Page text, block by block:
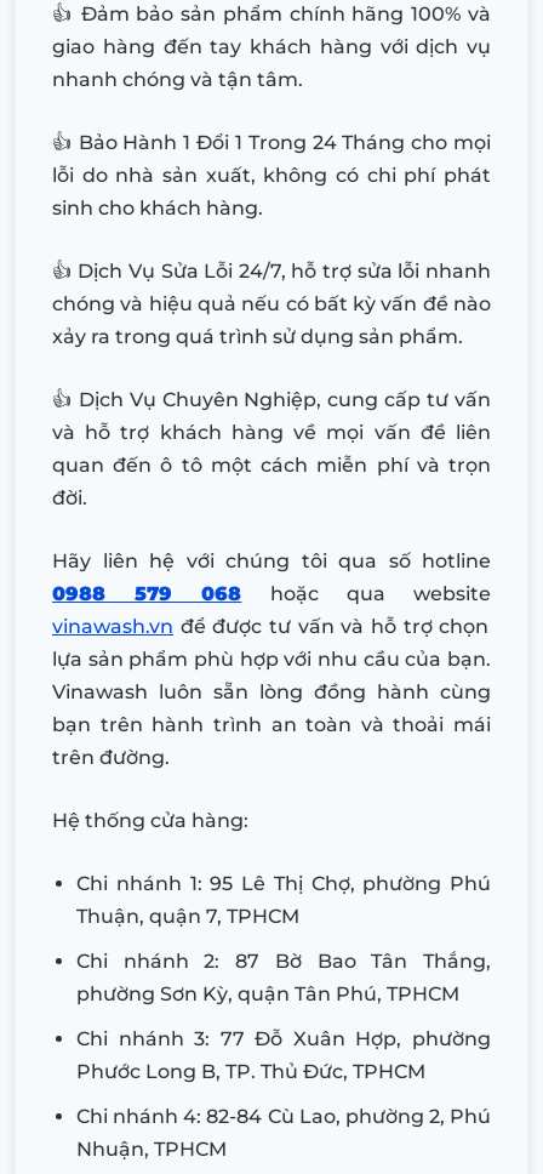
👍 Đảm bảo sản phẩm chính hãng 100% và
giao hàng đến tay khách hàng với dịch vụ
nhanh chóng và tận tâm.
👍 Bảo Hành 1 Đổi 1 Trong 24 Tháng cho mọi
lỗi do nhà sản xuất, không có chi phí phát
sinh cho khách hàng.
👍 Dịch Vụ Sửa Lỗi 24/7, hỗ trợ sửa lỗi nhanh
chóng và hiệu quả nếu có bất kỳ vấn đề nào
xảy ra trong quá trình sử dụng sản phẩm.
👍 Dịch Vụ Chuyên Nghiệp, cung cấp tư vấn
và hỗ trợ khách hàng về mọi vấn đề liên
quan đến ô tô một cách miễn phí và trọn
đời.
Hãy liên hệ với chúng tôi qua số hotline
0988 579 068 hoặc qua website
vinawash.vn để được tư vấn và hỗ trợ chọn
lựa sản phẩm phù hợp với nhu cầu của bạn.
Vinawash luôn sẵn lòng đồng hành cùng
bạn trên hành trình an toàn và thoải mái
trên đường.
Hệ thống cửa hàng:
Chi nhánh 1: 95 Lê Thị Chợ, phường Phú
Thuận, quận 7, TPHCM
Chi nhánh 2: 87 Bờ Bao Tân Thắng,
phường Sơn Kỳ, quận Tân Phú, TPHCM
Chi nhánh 3: 77 Đỗ Xuân Hợp, phường
Phước Long B, TP. Thủ Đức, TPHCM
Chi nhánh 4: 82-84 Cù Lao, phường 2, Phú
Nhuận, TPHCM